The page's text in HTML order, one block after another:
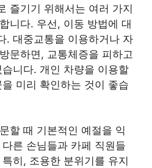
즐기기 위해서는 여러 가지
니다. 우선, 이동 방법에 대
. 대중교통을 이용하거나 자
문하면, 교통체증을 피하고
니다. 개인 차량을 이용할
미리 확인하는 것이 좋습
할 때 기본적인 예절을 익
른 손님들과 카페 직원들
히, 조용한 분위기를 유지